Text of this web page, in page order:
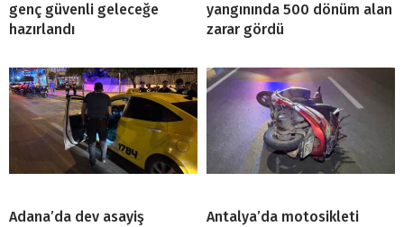
genç güvenli geleceğe
hazırlandı
yangınında 500 dönüm alan
zarar gördü
Adana’da dev asayiş
Antalya’da motosikleti